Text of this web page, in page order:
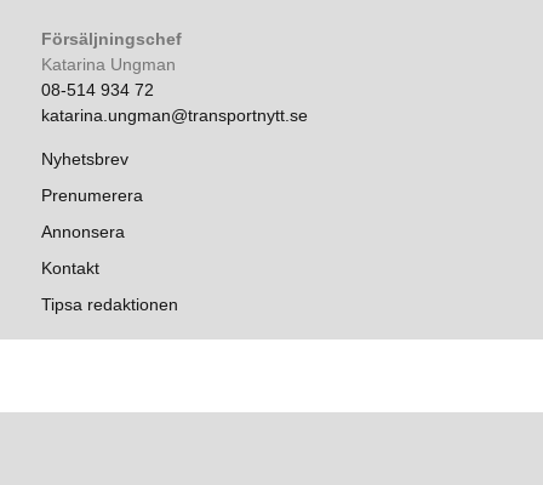
Försäljningschef
Katarina Ungman
08-514 934 72
katarina.ungman@transportnytt.se
Nyhetsbrev
Prenumerera
Annonsera
Kontakt
Tipsa redaktionen